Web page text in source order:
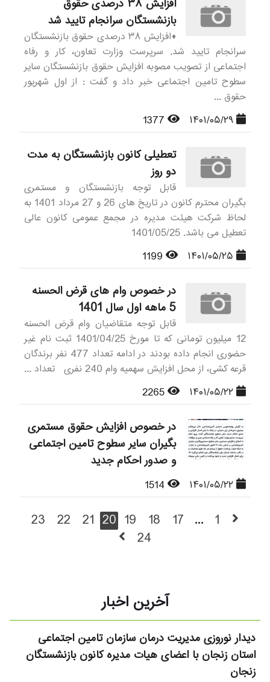
افزایش ۳۸ درصدی حقوق
بازنشستگان سرانجام تایید شد
♦️افزایش ۳۸ درصدی حقوق بازنشستگان
سرانجام تایید شد. سرپرست وزارت تعاون، کار و رفاه
اجتماعی از تصویب مصوبه افزایش حقوق بازنشستگان سایر
سطوح تامین اجتماعی خبر داد و گفت : از اول شهریور
حقوق ...
تعطیلی کانون بازنشستگان به مدت
دو روز
قابل توجه بازنشستگان و مستمری
بگیران محترم کانون در تاریخ های 26 و 27 مرداد 1401 به
لحاظ شرکت هیئت مدیره در مجمع عمومی کانون عالی
تعطیل می باشد. 1401/05/25
در خصوص وام های قرض الحسنه
5 ماهه اول سال 1401
قابل توجه متقاضیان وام قرض الحسنه
12 میلیون تومانی که تا مورخ 1401/04/25 ثبت نام غیر
حضوری انجام داده بودند در ادامه تعداد 477 نفر برندگان
قرعه کشی، از محل افزایش سهمیه وام 240 نفری تعداد ...
در خصوص افزایش حقوق مستمری
بگیران سایر سطوح تامین اجتماعی
و صدور احکام جدید
1
...
17
18
19
20
21
22
23
24
آخرین اخبار
دیدار نوروزی مدیریت درمان سازمان تامین اجتماعی
استان زنجان با اعضای هیات مدیره کانون بازنشستگان
زنجان